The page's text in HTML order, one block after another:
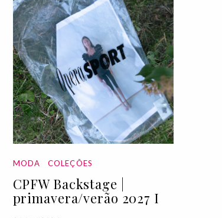
MODA COLEÇÕES
CPFW Backstage |
primavera/verão 2027 I